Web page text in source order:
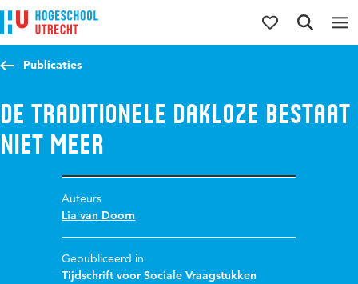
Direct naar de inhoud
Direct naar de hoofdnavigatie
Direct naar de zoekfunctie
Publicaties
De traditionele dakloze bestaat
niet meer
Auteurs
Lia van Doorn
Gepubliceerd in
Tijdschrift voor Sociale Vraagstukken